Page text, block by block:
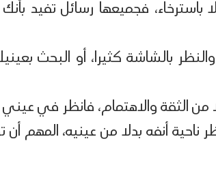
فجميعها رسائل تفيد
بالشاشة كثيرا، أو البحث
من الثقة والاهتمام، فانظر في
أنفه بدلا من عينيه، المهم